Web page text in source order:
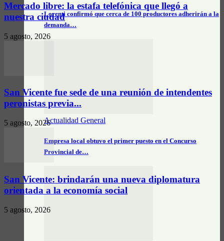
Lorenti confirmó que cerca de 100 productores adherirán a la
demanda…
Actualidad General
Empresa local obtuvo el primer puesto en el Concurso
Provincial de…
Mercado libre: la estafa telefónica que llegó a
nuestra ciudad
5 agosto, 2026
San Vicente fue sede de una reunión de intendentes
peronistas previa...
5 agosto, 2026
San Vicente: brindarán una nueva diplomatura
orientada a la economía social
5 agosto, 2026